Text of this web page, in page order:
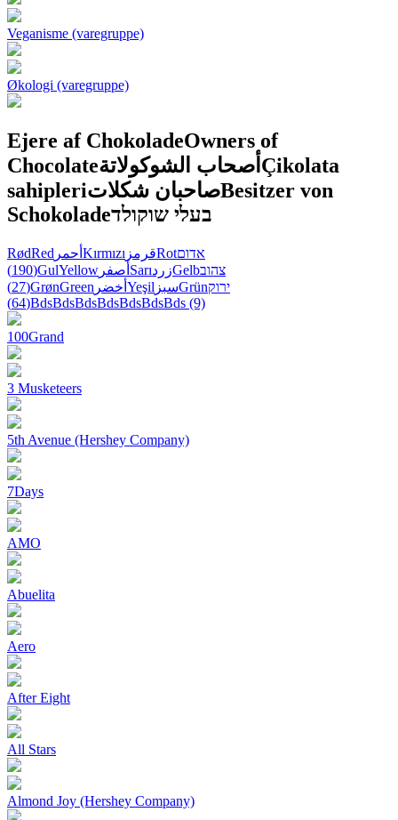
Veganisme (varegruppe)
Økologi (varegruppe)
Ejere af ChokoladeOwners of
Chocolateأصحاب الشوكولاتة Çikolata
sahipleriصاحبان شکلاتBesitzer von
Schokoladeבעלי שוקולד
RødRed أحمر Kırmızı قرمزRotאדום
(190)GulYellow أصفر SarıزردGelbצהוב
(27)GrønGreen أخضر Yeşil سبزGrünירוק
(64)BdsBdsBdsBdsBdsBdsBds (9)
100Grand
3 Musketeers
5th Avenue (Hershey Company)
7Days
AMO
Abuelita
Aero
After Eight
All Stars
Almond Joy (Hershey Company)